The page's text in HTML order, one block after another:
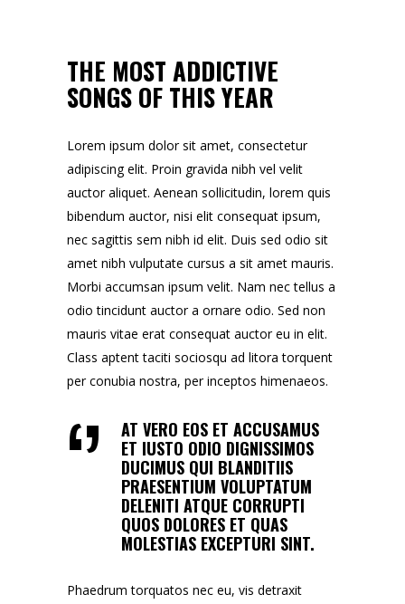
THE MOST ADDICTIVE
SONGS OF THIS YEAR
Lorem ipsum dolor sit amet, consectetur
adipiscing elit. Proin gravida nibh vel velit
auctor aliquet. Aenean sollicitudin, lorem quis
bibendum auctor, nisi elit consequat ipsum,
nec sagittis sem nibh id elit. Duis sed odio sit
amet nibh vulputate cursus a sit amet mauris.
Morbi accumsan ipsum velit. Nam nec tellus a
odio tincidunt auctor a ornare odio. Sed non
mauris vitae erat consequat auctor eu in elit.
Class aptent taciti sociosqu ad litora torquent
per conubia nostra, per inceptos himenaeos.
AT VERO EOS ET ACCUSAMUS
ET IUSTO ODIO DIGNISSIMOS
DUCIMUS QUI BLANDITIIS
PRAESENTIUM VOLUPTATUM
DELENITI ATQUE CORRUPTI
QUOS DOLORES ET QUAS
MOLESTIAS EXCEPTURI SINT.
Phaedrum torquatos nec eu, vis detraxit